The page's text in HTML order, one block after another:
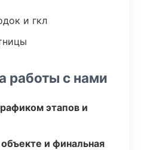
и гкл
работы с нами
этапов и
и финальная